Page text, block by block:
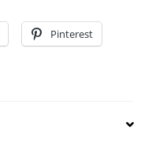
Pinterest